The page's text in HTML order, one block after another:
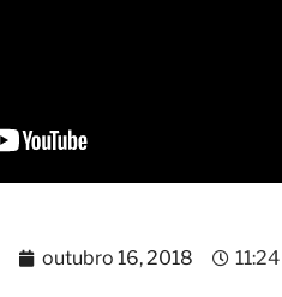
outubro 16, 2018